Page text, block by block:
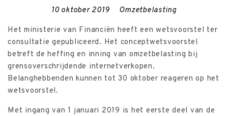
10 oktober 2019 Omzetbelasting
Het ministerie van Financiën heeft een wetsvoorstel ter
consultatie gepubliceerd. Het conceptwetsvoorstel
betreft de heffing en inning van omzetbelasting bij
grensoverschrijdende internetverkopen.
Belanghebbenden kunnen tot 30 oktober reageren op het
wetsvoorstel.
Met ingang van 1 januari 2019 is het eerste deel van de